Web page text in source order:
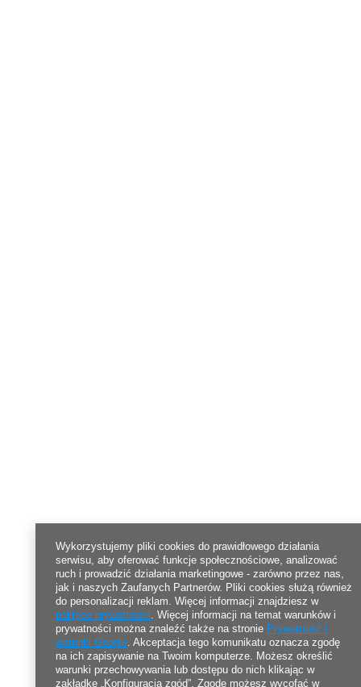
Wykorzystujemy pliki cookies do prawidłowego działania
serwisu, aby oferować funkcje społecznościowe, analizować
ruch i prowadzić działania marketingowe - zarówno przez nas,
jak i naszych Zaufanych Partnerów. Pliki cookies służą również
do personalizacji reklam. Więcej informacji znajdziesz w
polityce prywatności. Więcej informacji na temat warunków i
prywatności można znaleźć także na stronie Prywatność i
warunki Google. Akceptacja tego komunikatu oznacza zgodę
na ich zapisywanie na Twoim komputerze. Możesz określić
warunki przechowywania lub dostępu do nich klikając w
zakładkę „Konfiguracja zgód”. Zgodę możesz wycofać w